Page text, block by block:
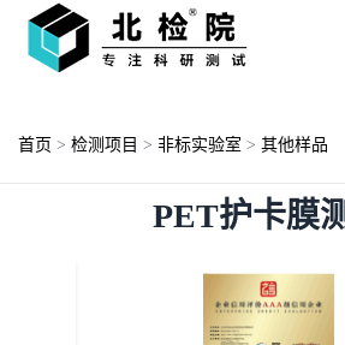
首页 > 检测项目 > 非标实验室 > 其他样品
PET护卡膜